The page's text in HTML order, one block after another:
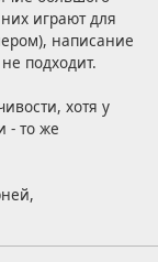
играют для
написание
подходит.
хотя у
- то же